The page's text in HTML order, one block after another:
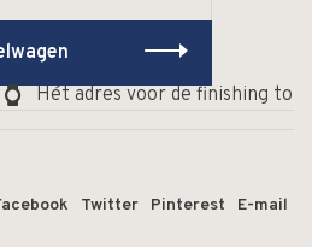
Hét adres voor de finishing
Twitter Pinterest E-mail